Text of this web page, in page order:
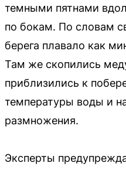
темными пятнами
по бокам. По словам
берега плавало как
Там же скопились
приблизились к
температуры воды и
размножения.
Эксперты